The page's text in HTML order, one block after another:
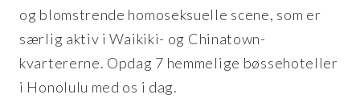
og blomstrende homoseksuelle scene, som er
særlig aktiv i Waikiki- og Chinatown-
kvartererne. Opdag 7 hemmelige bøssehoteller
i Honolulu med os i dag.